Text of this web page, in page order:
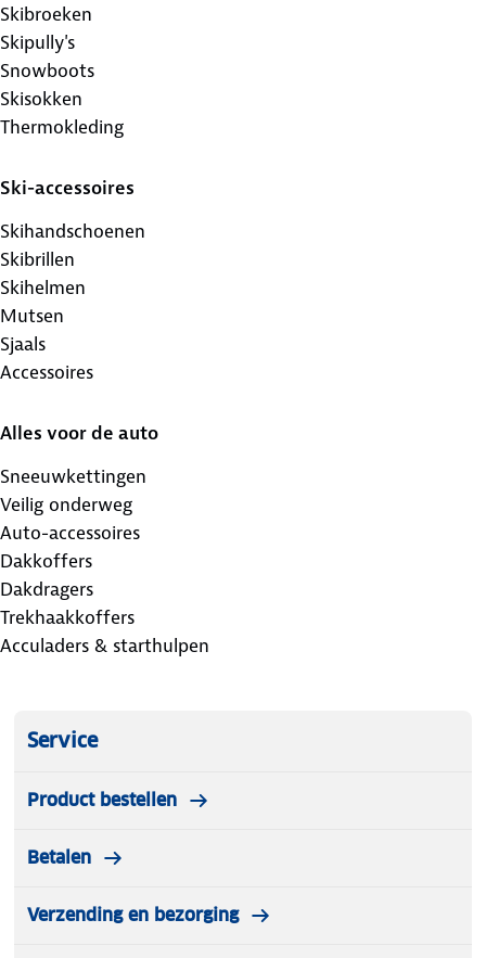
Skibroeken
Skipully's
Snowboots
Skisokken
Thermokleding
Ski-accessoires
Skihandschoenen
Skibrillen
Skihelmen
Mutsen
Sjaals
Accessoires
Alles voor de auto
Sneeuwkettingen
Veilig onderweg
Auto-accessoires
Dakkoffers
Dakdragers
Trekhaakkoffers
Acculaders & starthulpen
Service
Product bestellen
Betalen
Verzending en bezorging